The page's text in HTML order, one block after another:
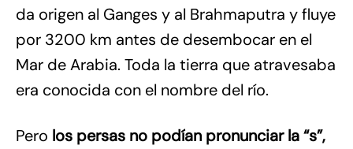
da origen al Ganges y al Brahmaputra y fluye
por 3200 km antes de desembocar en el
Mar de Arabia. Toda la tierra que atravesaba
era conocida con el nombre del río.
Pero los persas no podían pronunciar la “s”,